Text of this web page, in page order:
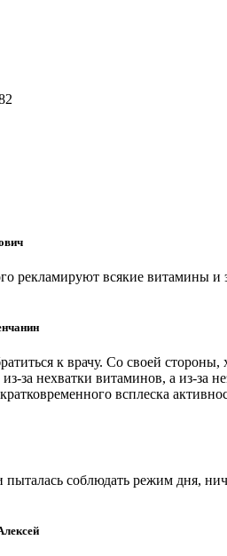
рекламируют всякие витамины
к врачу. Со своей
за нехватки витаминов, а из-за
всплеска
пыталась соблюдать режим дня,